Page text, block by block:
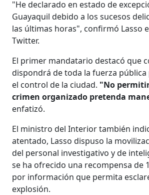
"He declarado en estado de
Guayaquil debido a los sucesos
las últimas horas", confirmó Lasso
Twitter.
El primer mandatario destacó que
dispondrá de toda la fuerza
el control de la ciudad. "No
crimen organizado pretenda
enfatizó.
El ministro del Interior también
atentado, Lasso dispuso la
del personal investigativo y de
se ha ofrecido una recompensa de
por información que permita
explosión.